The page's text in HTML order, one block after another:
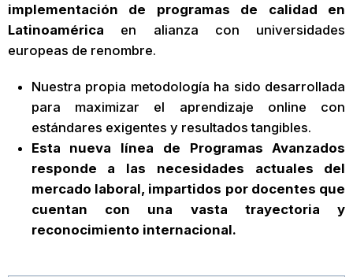
implementación de programas de calidad en
Latinoamérica en alianza con universidades
europeas de renombre.
Nuestra propia metodología ha sido desarrollada
para maximizar el aprendizaje online con
estándares exigentes y resultados tangibles.
Esta nueva línea de Programas Avanzados
responde a las necesidades actuales del
mercado laboral, impartidos por docentes que
cuentan con una vasta trayectoria y
reconocimiento internacional.